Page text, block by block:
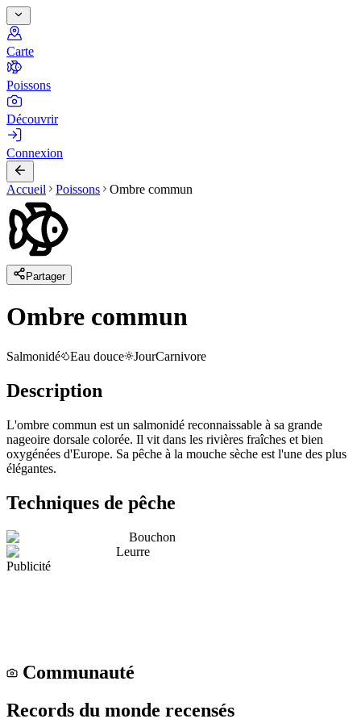
Carte
Poissons
Découvrir
Connexion
Accueil Poissons Ombre commun
Partager
Ombre commun
Salmonidé Eau douce JourCarnivore
Description
L'ombre commun est un salmonidé reconnaissable à sa grande
nageoire dorsale colorée. Il vit dans les rivières fraîches et bien
oxygénées d'Europe. Sa pêche à la mouche sèche est l'une des plus
élégantes.
Techniques de pêche
Bouchon
Leurre
Publicité
Communauté
Records du monde recensés